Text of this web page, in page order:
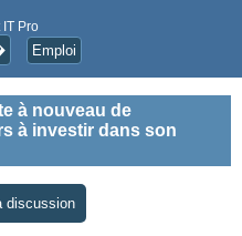
Pro
Emploi
à nouveau de
à investir dans son
discussion